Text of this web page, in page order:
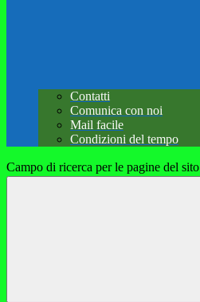
Contatti
Comunica con noi
Mail facile
Condizioni del tempo
Campo di ricerca per le pagine del sito